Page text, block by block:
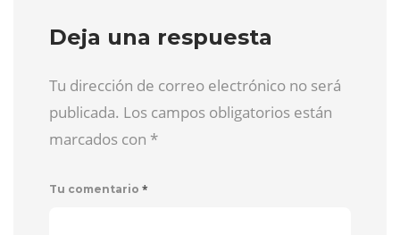
Deja una respuesta
Tu dirección de correo electrónico no será
publicada. Los campos obligatorios están
marcados con *
Tu comentario *